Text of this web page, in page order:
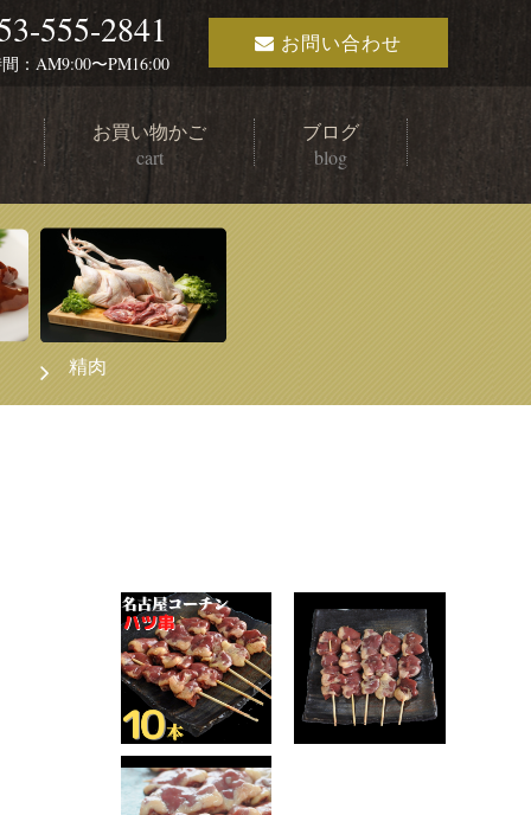
555-2841
：AM9:00〜PM16:00
お問い合わせ
お買い物かご
cart
ブログ
blog
精肉